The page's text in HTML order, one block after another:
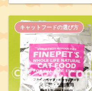
キャットフードの選び方